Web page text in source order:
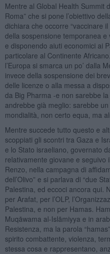
Mentre al Global Health Summit
Roma” che si pone l’obiettivo
dichiara che occorre “vaccinare
della sospensione temporanea
e disponendo aiuti economici ai
particolare al Continente
l’Europa si smarca un po’ dalla
invece della sospensione dei
delle licenze o alla messa a
da Big Pharma -e non sarebbe
andrebbe già meglio: sarebbe
mondialità, non certo equa, ma
Mentre succede tutto questo e
scoppiati gli scontri tra Gaza e
e lo Stato israeliano, governato
relativamente giovane e seguivo
Renzo, nella campagna di
dell’Olivo” e si parlava di “due
Palestina, ed eccoci ancora qui.
per Arafat, per l’OLP,
Palestina, e non per Hamas.
Muqāwama al-Islāmiyya e in
Resistenza, ma la parola
spirito combattente, violenza,
stessa cosa e rappresentano,